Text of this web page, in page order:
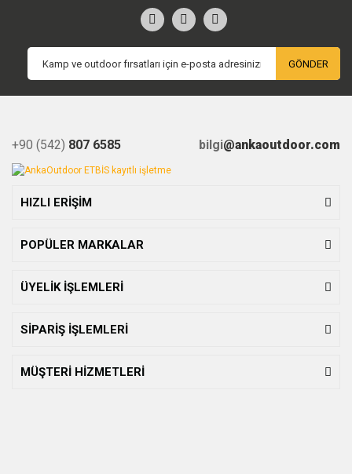
GÖNDER
+90 (542) 807 6585 bilgi@ankaoutdoor.com
HIZLI ERİŞİM
POPÜLER MARKALAR
ÜYELİK İŞLEMLERİ
SİPARİŞ İŞLEMLERİ
MÜŞTERİ HİZMETLERİ